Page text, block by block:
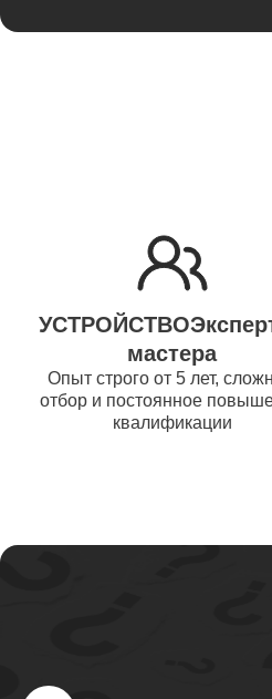
мастера
Опыт строго от 5 лет,
отбор и постоянное
квалификации